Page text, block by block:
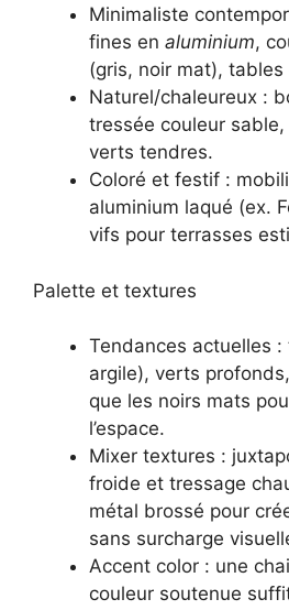
Minimaliste
fines en aluminium,
(gris, noir mat), tables
Naturel/chaleureux :
tressée couleur
verts tendres.
Coloré et festif :
aluminium laqué (ex.
vifs pour terrasses
Palette et textures
Tendances actuelles
argile), verts
que les noirs mats
l’espace.
Mixer textures :
froide et tressage
métal brossé pour
sans surcharge
Accent color : une
couleur soutenue